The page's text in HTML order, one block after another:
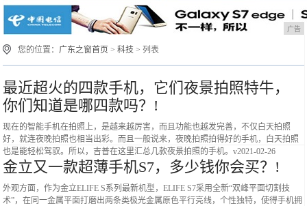
广告
您的位置： 广东之窗首页 >科技 > 列表
最近超火的四款手机，它们夜景拍照特牛，
你们知道是哪四款吗？!
现在的智能手机在拍照上，是越来越厉害，而且功能也越发完善，不仅白天拍照
好，就连夜晚拍照也相当出彩。而且一般说来，夜晚拍照拍得好的手机，白天拍照
也是能轻松驾驭。所以，吉普在这里汇总几款夜景拍照的手机。v2021-02-26
金立又一款超薄手机S7，多少钱你会买？!
外观方面，作为金立ELIFE S系列最新机型，ELIFE S7采用全新“双峰平面切割技
术”，在同一金属平面打磨出两条类极光金属原色平行亮线，个性独特，使得手机拥